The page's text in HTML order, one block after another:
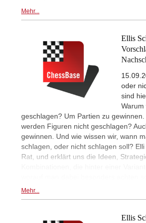
Mehr...
Ellis
oder
sind
Warum
geschlagen? Um Partien zu
werden Figuren nicht geschlagen?
gewinnen. Und wie wissen wir, wann
schlagen, oder nicht schlagen soll?
Rat, und erklärt uns die Ideen,
Mehr...
Ellis